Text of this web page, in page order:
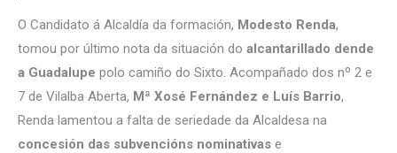
O Candidato á Alcaldía da formación, Modesto Renda,
tomou por último nota da situación do alcantarillado dende
a Guadalupe polo camiño do Sixto. Acompañado dos nº 2 e
7 de Vilalba Aberta, Mª Xosé Fernández e Luís Barrio,
Renda lamentou a falta de seriedade da Alcaldesa na
concesión das subvencións nominativas e